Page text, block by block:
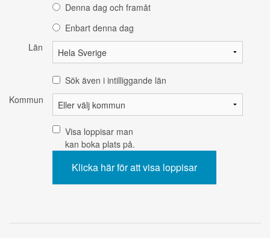
Denna dag och framåt
Enbart denna dag
Län
Sök även i intilliggande län
Kommun
Visa loppisar man
kan boka plats på.